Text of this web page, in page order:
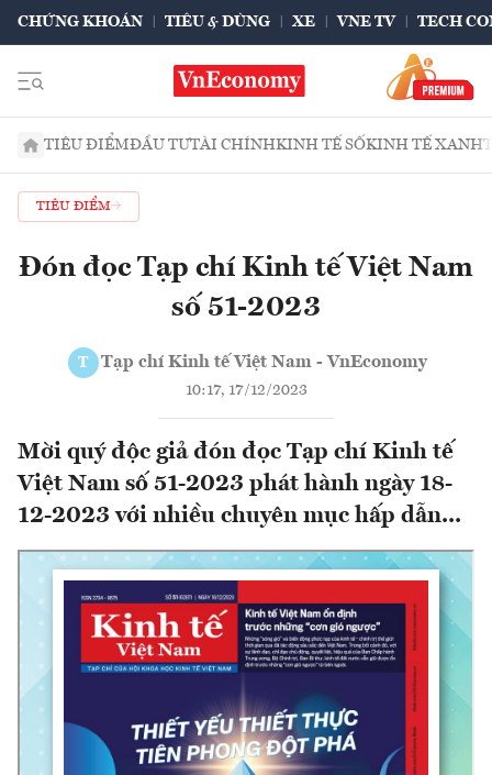
CHỨNG KHOÁN TIÊU & DÙNG XE VNE TV TECH
TIÊU ĐIỂMĐẦU TƯTÀI CHÍNHKINH TẾ SỐKINH TẾ XANH
TIÊU ĐIỂM
Đón đọc Tạp chí Kinh tế Việt Nam
số 51-2023
T Tạp chí Kinh tế Việt Nam - VnEconomy
10:17, 17/12/2023
Mời quý độc giả đón đọc Tạp chí Kinh tế
Việt Nam số 51-2023 phát hành ngày 18-
12-2023 với nhiều chuyên mục hấp dẫn...